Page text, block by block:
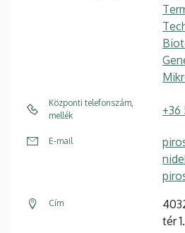
Központi telefonszám,
mellék
+36
E-mail
Cím
tér 1.